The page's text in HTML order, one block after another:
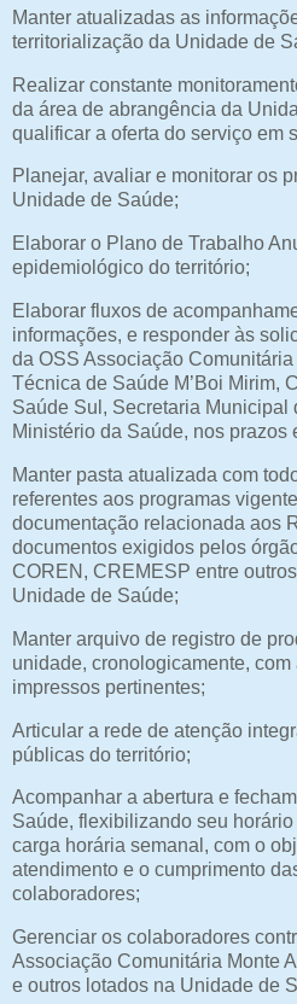
Manter atualizadas as
territorialização da Unidade de
Realizar constante
da área de abrangência da
qualificar a oferta do serviço em
Planejar, avaliar e monitorar os
Unidade de Saúde;
Elaborar o Plano de Trabalho
epidemiológico do território;
Elaborar fluxos de
informações, e responder às
da OSS Associação
Técnica de Saúde M’Boi Mirim,
Saúde Sul, Secretaria Municipal
Ministério da Saúde, nos prazos
Manter pasta atualizada com
referentes aos programas
documentação relacionada aos
documentos exigidos pelos
COREN, CREMESP entre
Unidade de Saúde;
Manter arquivo de registro de
unidade, cronologicamente,
impressos pertinentes;
Articular a rede de atenção
públicas do território;
Acompanhar a abertura e
Saúde, flexibilizando seu
carga horária semanal, com o
atendimento e o cumprimento
colaboradores;
Gerenciar os colaboradores
Associação Comunitária Monte
e outros lotados na Unidade de